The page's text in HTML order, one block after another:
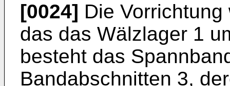
[0024] Die
das das Wälzlager 1
besteht das
Bandabschnitten 3,